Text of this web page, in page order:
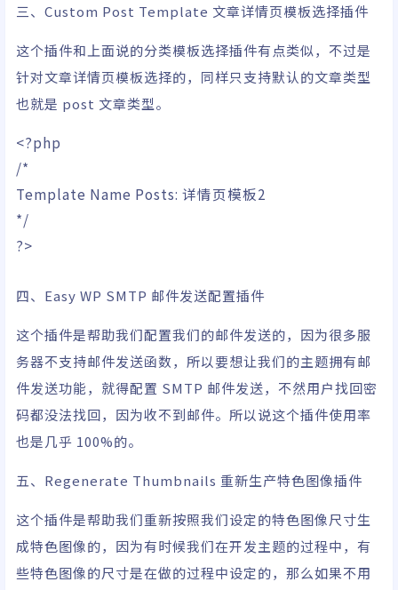
三、Custom Post Template 文章详情页模板选择插件
这个插件和上面说的分类模板选择插件有点类似，不过是
针对文章详情页模板选择的，同样只支持默认的文章类型
也就是 post 文章类型。
<?php
/*
Template Name Posts: 详情页模板2
*/
?>
四、Easy WP SMTP 邮件发送配置插件
这个插件是帮助我们配置我们的邮件发送的，因为很多服
务器不支持邮件发送函数，所以要想让我们的主题拥有邮
件发送功能，就得配置 SMTP 邮件发送，不然用户找回密
码都没法找回，因为收不到邮件。所以说这个插件使用率
也是几乎 100%的。
五、Regenerate Thumbnails 重新生产特色图像插件
这个插件是帮助我们重新按照我们设定的特色图像尺寸生
成特色图像的，因为有时候我们在开发主题的过程中，有
些特色图像的尺寸是在做的过程中设定的，那么如果不用